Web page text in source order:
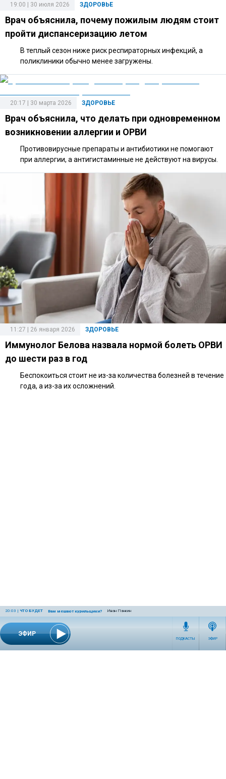
ЭФИР
20:03 | ЧТО БУДЕТ Вам мешают курильщики? Иван Панкин
ПОДКАСТЫ ЭФИР
ЗДОРОВЬЕ
19:00 | 30 июля 2026
Врач объяснила, почему пожилым людям стоит
пройти диспансеризацию летом
В теплый сезон ниже риск респираторных инфекций, а
поликлиники обычно менее загружены.
ЗДОРОВЬЕ
20:17 | 30 марта 2026
Врач объяснила, что делать при одновременном
возникновении аллергии и ОРВИ
Противовирусные препараты и антибиотики не помогают
при аллергии, а антигистаминные не действуют на вирусы.
ЗДОРОВЬЕ
11:27 | 26 января 2026
Иммунолог Белова назвала нормой болеть ОРВИ
до шести раз в год
Беспокоиться стоит не из-за количества болезней в течение
года, а из-за их осложнений.